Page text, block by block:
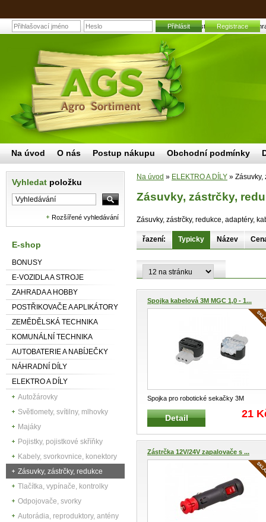
Zásuvky, zástrčky, redukce |
Přihlásit Registrace
Vyhledat položku
Rozšířené vyhledávání
E-shop
BONUSY
E-VOZIDLA A STROJE
ZAHRADA A HOBBY
POSTŘIKOVAČE A APLIKÁTORY
ZEMĚDĚLSKÁ TECHNIKA
KOMUNÁLNÍ TECHNIKA
AUTOBATERIE A NABÍJEČKY
NÁHRADNÍ DÍLY
ELEKTRO A DÍLY
Autožárovky
Světlomety, svítilny, mlhovky
Majáky
Pojistky, pojistkové skříňky
Kabely, svorkovnice, konektory
Zásuvky, zástrčky, redukce
Tlačítka, vypínače, kontrolky
Odpojovače, svorky
Autorádia, reproduktory, antény
Na úvod » ELEKTRO A DÍLY » Zásuvky,
Zásuvky, zástrčky,
Zásuvky, zástrčky, redukce, adaptéry,
řazení: Typicky Název
Spojka kabelová 3M MGC 1,0 - 1...
Spojka pro robotické sekačky 3M
Scotchlock MGC, 501 98 02-01,
SAU12784...
Detail 21
Zástrčka 12V/24V zapalovače s ...
Na úvod O nás Postup nákupu Obchodní podmínky